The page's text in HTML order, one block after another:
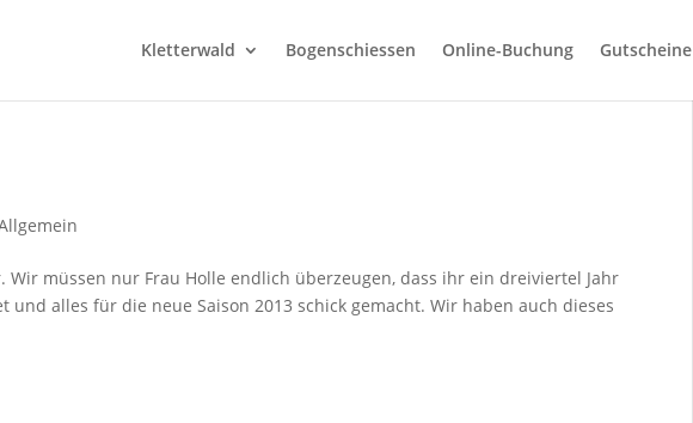
Kletterwald Bogenschiessen Online-Buchung Gutscheine
müssen nur Frau Holle endlich überzeugen, dass ihr ein dreiviertel Jahr
alles für die neue Saison 2013 schick gemacht. Wir haben auch dieses